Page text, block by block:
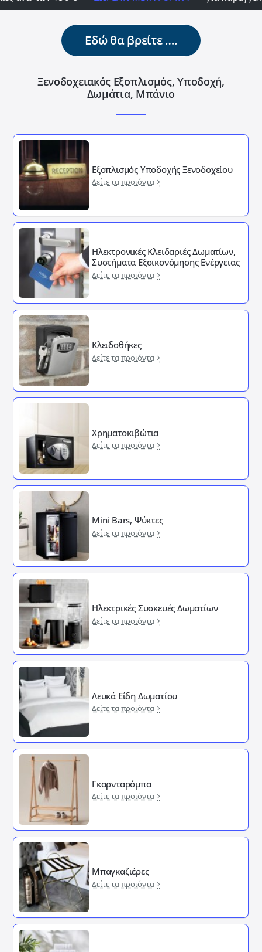
Εδώ θα βρείτε ….
Ξενοδοχειακός Εξοπλισμός, Υποδοχή,
Δωμάτια, Μπάνιο
Εξοπλισμός Υποδοχής Ξενοδοχείου
Δείτε τα προιόντα
Ηλεκτρονικές Κλειδαριές Δωματίων,
Συστήματα Εξοικονόμησης Ενέργειας
Δείτε τα προιόντα
Κλειδοθήκες
Δείτε τα προιόντα
Χρηματοκιβώτια
Δείτε τα προιόντα
Mini Bars, Ψύκτες
Δείτε τα προιόντα
Ηλεκτρικές Συσκευές Δωματίων
Δείτε τα προιόντα
Λευκά Είδη Δωματίου
Δείτε τα προιόντα
Γκαρνταρόμπα
Δείτε τα προιόντα
Μπαγκαζιέρες
Δείτε τα προιόντα